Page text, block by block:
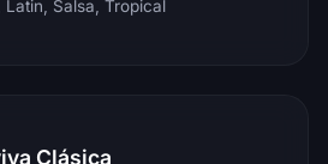
Latin, Salsa, Tropical
Clásica